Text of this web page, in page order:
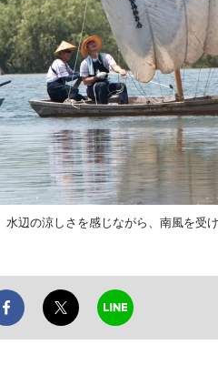
辺の涼しさを感じながら、南風を受